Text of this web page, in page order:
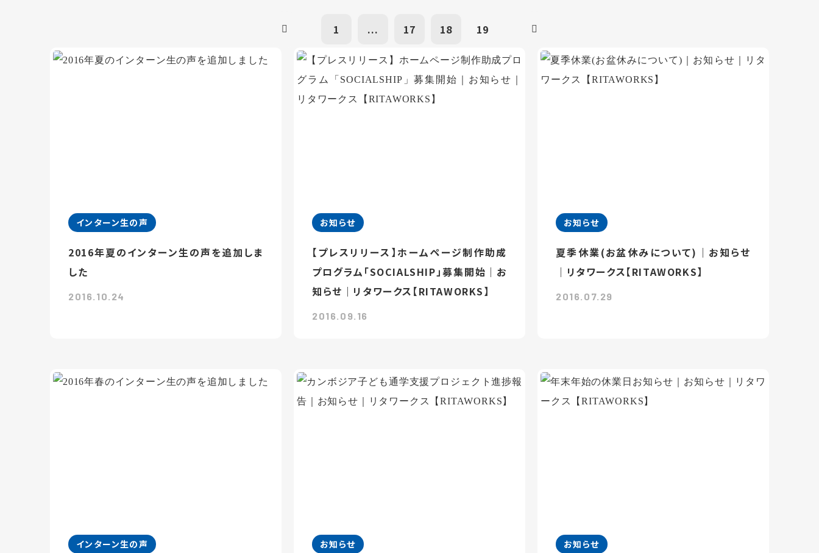
1 ... 17 18 19
インターン生の声
2016年夏のインターン生の声を追加しま
した
2016.10.24
お知らせ
【プレスリリース】ホームページ制作助成
プログラム「SOCIALSHIP」募集開始｜お
知らせ｜リタワークス【RITAWORKS】
2016.09.16
お知らせ
夏季休業(お盆休みについて)｜お知らせ
｜リタワークス【RITAWORKS】
2016.07.29
インターン生の声 お知らせ お知らせ